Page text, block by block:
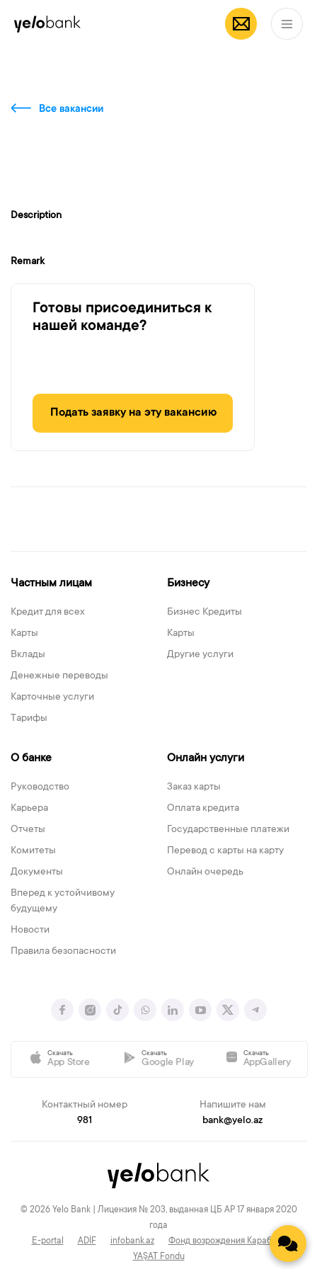
Частным лицам
Все вакансии
Description
Remark
Готовы присоединиться к
нашей команде?
Подать заявку на эту вакансию
Частным лицам
Кредит для всех
Карты
Вклады
Денежные переводы
Карточные услуги
Тарифы
Бизнесу
Бизнес Кредиты
Карты
Другие услуги
О банке
Руководство
Карьера
Отчеты
Комитеты
Документы
Вперед к устойчивому
будущему
Новости
Правила безопасности
Онлайн услуги
Заказ карты
Оплата кредита
Государственные платежи
Перевод с карты на карту
Онлайн очередь
Скачать
App Store
Скачать
Google Play
Скачать
AppGallery
Контактный номер
981
Напишите нам
bank@yelo.az
© 2026 Yelo Bank | Лицензия № 203, выданная ЦБ АР 17 января 2020
года
E-portal
ADİF infobank.az
Фонд возрождения Карабаха
YAŞAT Fondu